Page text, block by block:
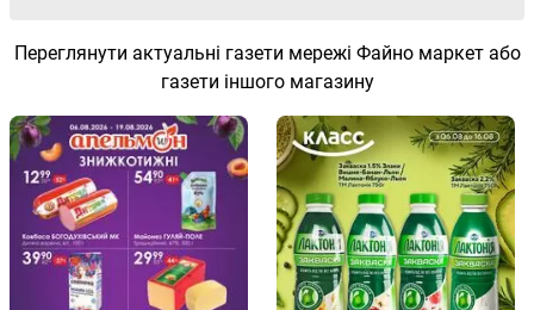
Переглянути актуальні газети мережі Файно маркет або
газети іншого магазину